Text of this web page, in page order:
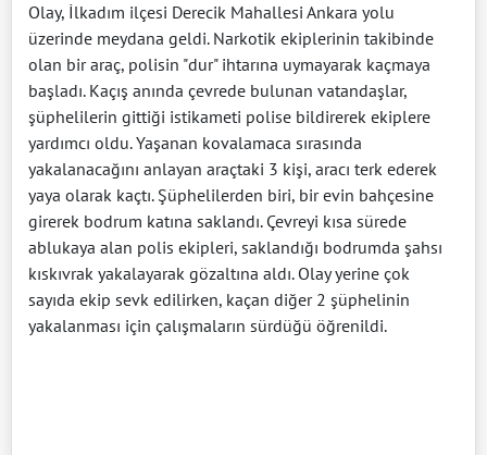
Olay, İlkadım ilçesi Derecik Mahallesi Ankara yolu
üzerinde meydana geldi. Narkotik ekiplerinin takibinde
olan bir araç, polisin "dur" ihtarına uymayarak kaçmaya
başladı. Kaçış anında çevrede bulunan vatandaşlar,
şüphelilerin gittiği istikameti polise bildirerek ekiplere
yardımcı oldu. Yaşanan kovalamaca sırasında
yakalanacağını anlayan araçtaki 3 kişi, aracı terk ederek
yaya olarak kaçtı. Şüphelilerden biri, bir evin bahçesine
girerek bodrum katına saklandı. Çevreyi kısa sürede
ablukaya alan polis ekipleri, saklandığı bodrumda şahsı
kıskıvrak yakalayarak gözaltına aldı. Olay yerine çok
sayıda ekip sevk edilirken, kaçan diğer 2 şüphelinin
yakalanması için çalışmaların sürdüğü öğrenildi.